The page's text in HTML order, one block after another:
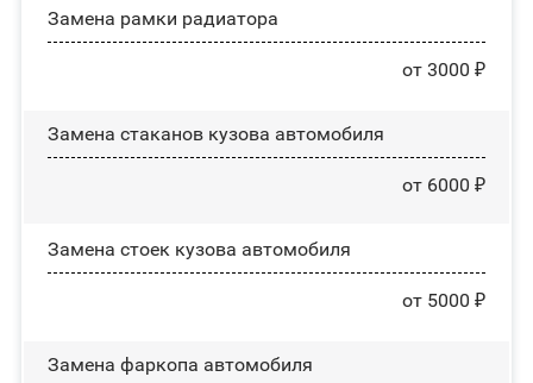
Замена рамки радиатора
от 3000 ₽
Замена стаканов кузова автомобиля
от 6000 ₽
Замена стоек кузова автомобиля
от 5000 ₽
Замена фаркопа автомобиля